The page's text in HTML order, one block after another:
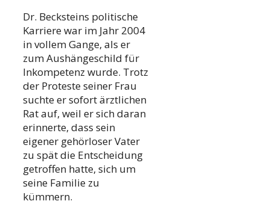
Dr. Becksteins politische
Karriere war im Jahr 2004
in vollem Gange, als er
zum Aushängeschild für
Inkompetenz wurde. Trotz
der Proteste seiner Frau
suchte er sofort ärztlichen
Rat auf, weil er sich daran
erinnerte, dass sein
eigener gehörloser Vater
zu spät die Entscheidung
getroffen hatte, sich um
seine Familie zu
kümmern.